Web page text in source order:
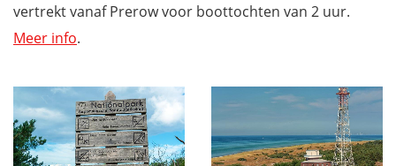
vertrekt vanaf Prerow voor boottochten van 2 uur.
Meer info.